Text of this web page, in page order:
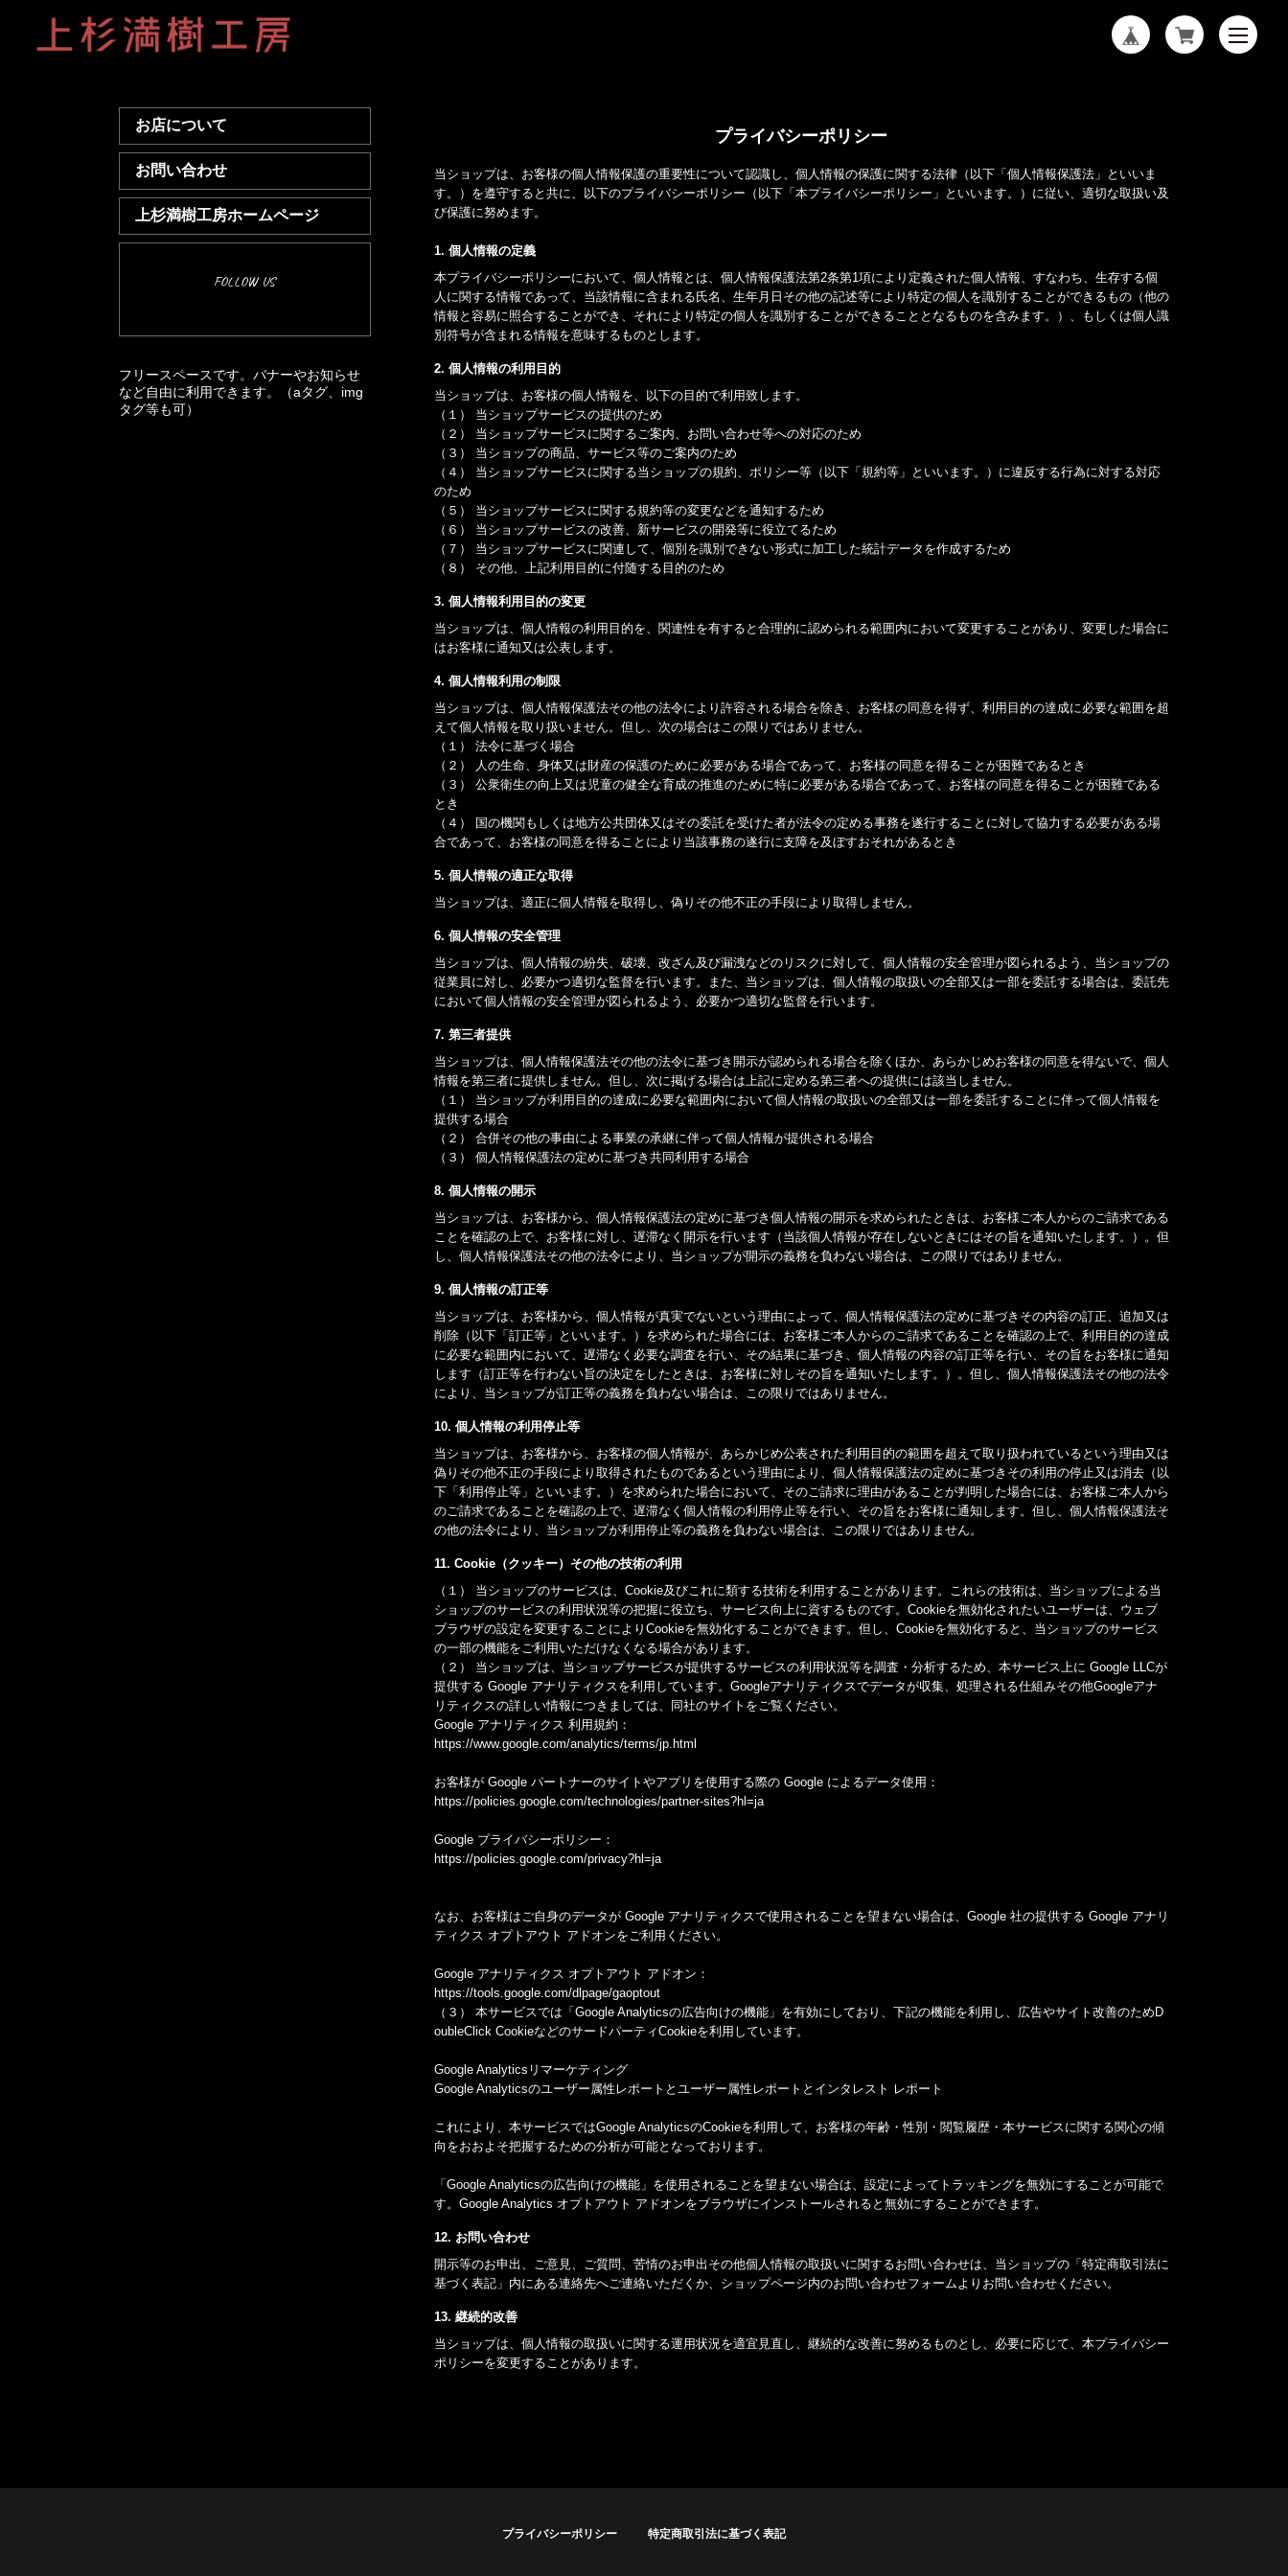
お店について
お問い合わせ
上杉満樹工房ホームページ
FOLLOW US
フリースペースです。バナーやお知らせ
など自由に利用できます。（aタグ、img
タグ等も可）
プライバシーポリシー
当ショップは、お客様の個人情報保護の重要性について認識し、個人情報の保護に関する法律（以下「個人情報保護法」といいま
す。）を遵守すると共に、以下のプライバシーポリシー（以下「本プライバシーポリシー」といいます。）に従い、適切な取扱い及
び保護に努めます。
1. 個人情報の定義
本プライバシーポリシーにおいて、個人情報とは、個人情報保護法第2条第1項により定義された個人情報、すなわち、生存する個
人に関する情報であって、当該情報に含まれる氏名、生年月日その他の記述等により特定の個人を識別することができるもの（他の
情報と容易に照合することができ、それにより特定の個人を識別することができることとなるものを含みます。）、もしくは個人識
別符号が含まれる情報を意味するものとします。
2. 個人情報の利用目的
当ショップは、お客様の個人情報を、以下の目的で利用致します。
（１） 当ショップサービスの提供のため
（２） 当ショップサービスに関するご案内、お問い合わせ等への対応のため
（３） 当ショップの商品、サービス等のご案内のため
（４） 当ショップサービスに関する当ショップの規約、ポリシー等（以下「規約等」といいます。）に違反する行為に対する対応
のため
（５） 当ショップサービスに関する規約等の変更などを通知するため
（６） 当ショップサービスの改善、新サービスの開発等に役立てるため
（７） 当ショップサービスに関連して、個別を識別できない形式に加工した統計データを作成するため
（８） その他、上記利用目的に付随する目的のため
3. 個人情報利用目的の変更
当ショップは、個人情報の利用目的を、関連性を有すると合理的に認められる範囲内において変更することがあり、変更した場合に
はお客様に通知又は公表します。
4. 個人情報利用の制限
当ショップは、個人情報保護法その他の法令により許容される場合を除き、お客様の同意を得ず、利用目的の達成に必要な範囲を超
えて個人情報を取り扱いません。但し、次の場合はこの限りではありません。
（１） 法令に基づく場合
（２） 人の生命、身体又は財産の保護のために必要がある場合であって、お客様の同意を得ることが困難であるとき
（３） 公衆衛生の向上又は児童の健全な育成の推進のために特に必要がある場合であって、お客様の同意を得ることが困難である
とき
（４） 国の機関もしくは地方公共団体又はその委託を受けた者が法令の定める事務を遂行することに対して協力する必要がある場
合であって、お客様の同意を得ることにより当該事務の遂行に支障を及ぼすおそれがあるとき
5. 個人情報の適正な取得
当ショップは、適正に個人情報を取得し、偽りその他不正の手段により取得しません。
6. 個人情報の安全管理
当ショップは、個人情報の紛失、破壊、改ざん及び漏洩などのリスクに対して、個人情報の安全管理が図られるよう、当ショップの
従業員に対し、必要かつ適切な監督を行います。また、当ショップは、個人情報の取扱いの全部又は一部を委託する場合は、委託先
において個人情報の安全管理が図られるよう、必要かつ適切な監督を行います。
7. 第三者提供
当ショップは、個人情報保護法その他の法令に基づき開示が認められる場合を除くほか、あらかじめお客様の同意を得ないで、個人
情報を第三者に提供しません。但し、次に掲げる場合は上記に定める第三者への提供には該当しません。
（１） 当ショップが利用目的の達成に必要な範囲内において個人情報の取扱いの全部又は一部を委託することに伴って個人情報を
提供する場合
（２） 合併その他の事由による事業の承継に伴って個人情報が提供される場合
（３） 個人情報保護法の定めに基づき共同利用する場合
8. 個人情報の開示
当ショップは、お客様から、個人情報保護法の定めに基づき個人情報の開示を求められたときは、お客様ご本人からのご請求である
ことを確認の上で、お客様に対し、遅滞なく開示を行います（当該個人情報が存在しないときにはその旨を通知いたします。）。但
し、個人情報保護法その他の法令により、当ショップが開示の義務を負わない場合は、この限りではありません。
9. 個人情報の訂正等
当ショップは、お客様から、個人情報が真実でないという理由によって、個人情報保護法の定めに基づきその内容の訂正、追加又は
削除（以下「訂正等」といいます。）を求められた場合には、お客様ご本人からのご請求であることを確認の上で、利用目的の達成
に必要な範囲内において、遅滞なく必要な調査を行い、その結果に基づき、個人情報の内容の訂正等を行い、その旨をお客様に通知
します（訂正等を行わない旨の決定をしたときは、お客様に対しその旨を通知いたします。）。但し、個人情報保護法その他の法令
により、当ショップが訂正等の義務を負わない場合は、この限りではありません。
10. 個人情報の利用停止等
当ショップは、お客様から、お客様の個人情報が、あらかじめ公表された利用目的の範囲を超えて取り扱われているという理由又は
偽りその他不正の手段により取得されたものであるという理由により、個人情報保護法の定めに基づきその利用の停止又は消去（以
下「利用停止等」といいます。）を求められた場合において、そのご請求に理由があることが判明した場合には、お客様ご本人から
のご請求であることを確認の上で、遅滞なく個人情報の利用停止等を行い、その旨をお客様に通知します。但し、個人情報保護法そ
の他の法令により、当ショップが利用停止等の義務を負わない場合は、この限りではありません。
11. Cookie（クッキー）その他の技術の利用
（１） 当ショップのサービスは、Cookie及びこれに類する技術を利用することがあります。これらの技術は、当ショップによる当
ショップのサービスの利用状況等の把握に役立ち、サービス向上に資するものです。Cookieを無効化されたいユーザーは、ウェブ
ブラウザの設定を変更することによりCookieを無効化することができます。但し、Cookieを無効化すると、当ショップのサービス
の一部の機能をご利用いただけなくなる場合があります。
（２） 当ショップは、当ショップサービスが提供するサービスの利用状況等を調査・分析するため、本サービス上に Google LLCが
提供する Google アナリティクスを利用しています。Googleアナリティクスでデータが収集、処理される仕組みその他Googleアナ
リティクスの詳しい情報につきましては、同社のサイトをご覧ください。
Google アナリティクス 利用規約：
https://www.google.com/analytics/terms/jp.html
お客様が Google パートナーのサイトやアプリを使用する際の Google によるデータ使用：
https://policies.google.com/technologies/partner-sites?hl=ja
Google プライバシーポリシー：
https://policies.google.com/privacy?hl=ja
なお、お客様はご自身のデータが Google アナリティクスで使用されることを望まない場合は、Google 社の提供する Google アナリ
ティクス オプトアウト アドオンをご利用ください。
Google アナリティクス オプトアウト アドオン：
https://tools.google.com/dlpage/gaoptout
（３） 本サービスでは「Google Analyticsの広告向けの機能」を有効にしており、下記の機能を利用し、広告やサイト改善のためD
oubleClick CookieなどのサードパーティCookieを利用しています。
Google Analyticsリマーケティング
Google Analyticsのユーザー属性レポートとユーザー属性レポートとインタレスト レポート
これにより、本サービスではGoogle AnalyticsのCookieを利用して、お客様の年齢・性別・閲覧履歴・本サービスに関する関心の傾
向をおおよそ把握するための分析が可能となっております。
「Google Analyticsの広告向けの機能」を使用されることを望まない場合は、設定によってトラッキングを無効にすることが可能で
す。Google Analytics オプトアウト アドオンをブラウザにインストールされると無効にすることができます。
12. お問い合わせ
開示等のお申出、ご意見、ご質問、苦情のお申出その他個人情報の取扱いに関するお問い合わせは、当ショップの「特定商取引法に
基づく表記」内にある連絡先へご連絡いただくか、ショップページ内のお問い合わせフォームよりお問い合わせください。
13. 継続的改善
当ショップは、個人情報の取扱いに関する運用状況を適宜見直し、継続的な改善に努めるものとし、必要に応じて、本プライバシー
ポリシーを変更することがあります。
プライバシーポリシー 特定商取引法に基づく表記